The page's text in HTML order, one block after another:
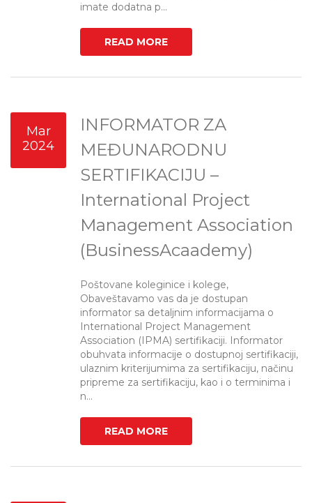
imate dodatna p...
READ MORE
Mar
2024
INFORMATOR ZA
MEĐUNARODNU
SERTIFIKACIJU –
International Project
Management Association
(BusinessAcaademy)
Poštovane koleginice i kolege,
Obaveštavamo vas da je dostupan
informator sa detaljnim informacijama o
International Project Management
Association (IPMA) sertifikaciji. Informator
obuhvata informacije o dostupnoj sertifikaciji,
ulaznim kriterijumima za sertifikaciju, načinu
pripreme za sertifikaciju, kao i o terminima i
n...
READ MORE